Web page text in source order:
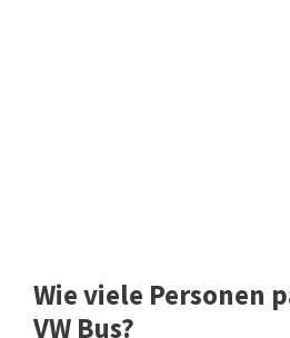
Wie viele Personen
VW Bus?